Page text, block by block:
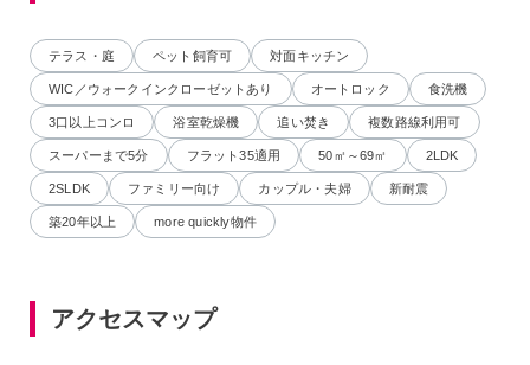
テラス・庭 ペット飼育可 対面キッチン
WIC／ウォークインクローゼットあり オートロック 食洗機
3口以上コンロ 浴室乾燥機 追い焚き 複数路線利用可
スーパーまで5分 フラット35適用 50㎡～69㎡ 2LDK
2SLDK ファミリー向け カップル・夫婦 新耐震
築20年以上 more quickly物件
アクセスマップ